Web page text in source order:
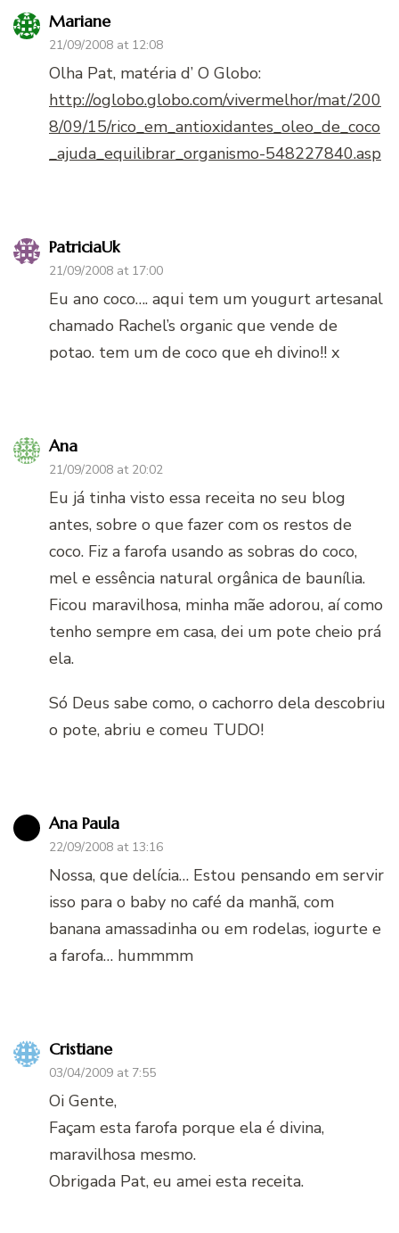
Mariane
21/09/2008 at 12:08
Olha Pat, matéria d’ O Globo:
http://oglobo.globo.com/vivermelhor/mat/200
8/09/15/rico_em_antioxidantes_oleo_de_coco
_ajuda_equilibrar_organismo-548227840.asp
PatriciaUk
21/09/2008 at 17:00
Eu ano coco…. aqui tem um yougurt artesanal
chamado Rachel’s organic que vende de
potao. tem um de coco que eh divino!! x
Ana
21/09/2008 at 20:02
Eu já tinha visto essa receita no seu blog
antes, sobre o que fazer com os restos de
coco. Fiz a farofa usando as sobras do coco,
mel e essência natural orgânica de baunília.
Ficou maravilhosa, minha mãe adorou, aí como
tenho sempre em casa, dei um pote cheio prá
ela.
Só Deus sabe como, o cachorro dela descobriu
o pote, abriu e comeu TUDO!
Ana Paula
22/09/2008 at 13:16
Nossa, que delícia… Estou pensando em servir
isso para o baby no café da manhã, com
banana amassadinha ou em rodelas, iogurte e
a farofa… hummmm
Cristiane
03/04/2009 at 7:55
Oi Gente,
Façam esta farofa porque ela é divina,
maravilhosa mesmo.
Obrigada Pat, eu amei esta receita.